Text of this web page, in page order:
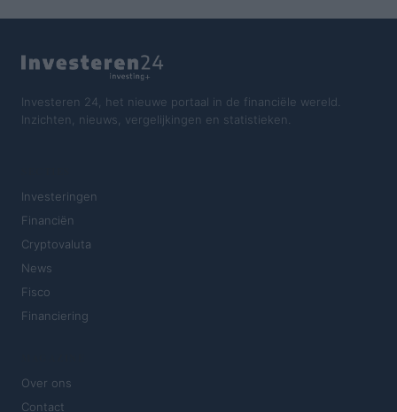
Investeren 24, het nieuwe portaal in de financiële wereld.
Inzichten, nieuws, vergelijkingen en statistieken.
Investeringen
Financiën
Cryptovaluta
News
Fisco
Financiering
Over ons
Contact